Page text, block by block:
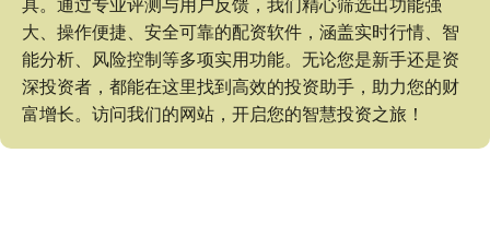
大、操作便捷、安全可靠的配资软件，涵盖实时行情、智
能分析、风险控制等多项实用功能。无论您是新手还是资
深投资者，都能在这里找到高效的投资助手，助力您的财
富增长。访问我们的网站，开启您的智慧投资之旅！